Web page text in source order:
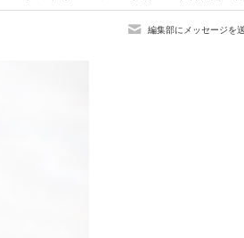
編集部にメッセージを